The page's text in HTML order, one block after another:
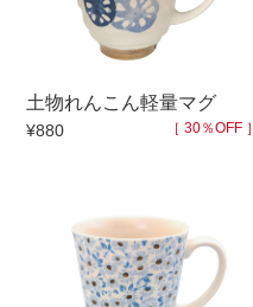
土物れんこん軽量マグ
¥880 ［ 30％OFF ］